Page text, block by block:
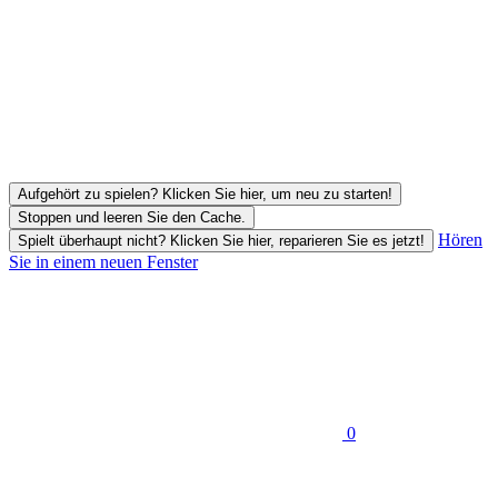
Aufgehört zu spielen? Klicken Sie hier, um neu zu starten!
Stoppen und leeren Sie den Cache.
Spielt überhaupt nicht? Klicken Sie hier, reparieren Sie es jetzt!
Hören
Sie in einem neuen Fenster
0